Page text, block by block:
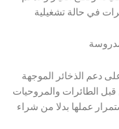
دعم الذخائر الموجهة
الطائرات والمروحيات
عملها بدلا من شراء